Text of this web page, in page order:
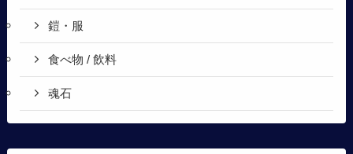
鎧・服
食べ物 / 飲料
魂石